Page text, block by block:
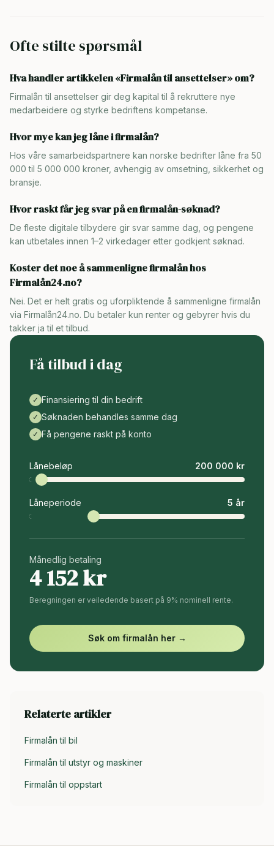
Ofte stilte spørsmål
Hva handler artikkelen «Firmalån til ansettelser» om?
Firmalån til ansettelser gir deg kapital til å rekruttere nye
medarbeidere og styrke bedriftens kompetanse.
Hvor mye kan jeg låne i firmalån?
Hos våre samarbeidspartnere kan norske bedrifter låne fra 50
000 til 5 000 000 kroner, avhengig av omsetning, sikkerhet og
bransje.
Hvor raskt får jeg svar på en firmalån-søknad?
De fleste digitale tilbydere gir svar samme dag, og pengene
kan utbetales innen 1–2 virkedager etter godkjent søknad.
Koster det noe å sammenligne firmalån hos
Firmalån24.no?
Nei. Det er helt gratis og uforpliktende å sammenligne firmalån
via Firmalån24.no. Du betaler kun renter og gebyrer hvis du
takker ja til et tilbud.
Få tilbud i dag
✓ Finansiering til din bedrift
✓ Søknaden behandles samme dag
✓ Få pengene raskt på konto
Lånebeløp 200 000 kr
Låneperiode 5 år
Månedlig betaling
4 152kr
Beregningen er veiledende basert på 9% nominell rente.
Søk om firmalån her →
Relaterte artikler
Firmalån til bil
Firmalån til utstyr og maskiner
Firmalån til oppstart